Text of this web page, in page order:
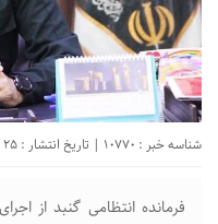
شناسه خبر : 10770 | تاریخ انتشار : 25 دی 1402 - 14:05 |
فرمانده انتظامی گنبد از